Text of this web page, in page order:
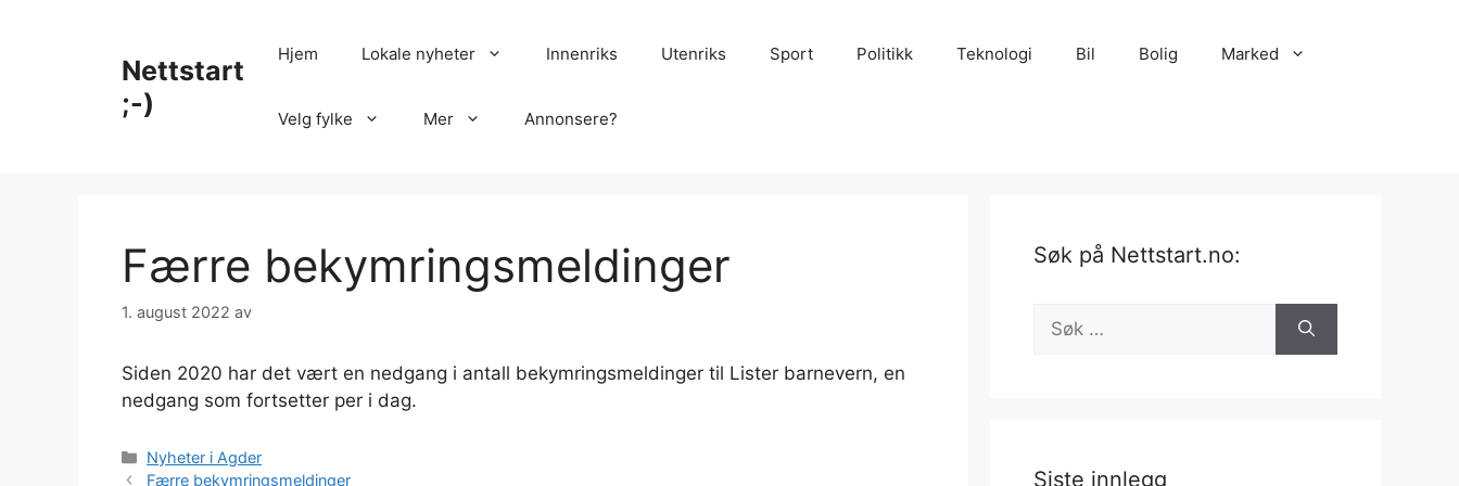
Nettstart
;-)
Hjem Lokale nyheter Innenriks Utenriks Sport Politikk Teknologi Bil Bolig Marked
Velg fylke Mer Annonsere?
Færre bekymringsmeldinger
1. august 2022 av
Siden 2020 har det vært en nedgang i antall bekymringsmeldinger til Lister barnevern, en
nedgang som fortsetter per i dag.
Kategorier
Nyheter i Agder
Færre bekymringsmeldinger
Søk på Nettstart.no:
Søk
etter:
Siste innlegg